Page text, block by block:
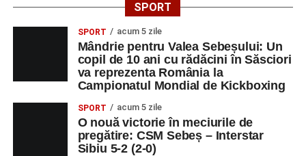
„Sinaxa Educațională”
profesori, dedicată susținerii unei educații centrate pe
valorile creștin-ortodoxe și pe formarea caracterului
elevilor. Născută din experiența duhovnicească și
formativă a Mănăstirii Oașa, Sinaxa își propune să
sprijine profesorii în regăsirea motivației interioare,
oferindu-le nu doar instrumente metodice actuale, ci și
contexte de sprijin reciproc, colaborare și reconectare la
vocația pedagogică autentică.
SPORT
SPORT acum 5 zile
Mândrie pentru Valea Sebeșului: Un
copil de 10 ani cu rădăcini în Săsciori
va reprezenta România la
Campionatul Mondial de Kickboxing
SPORT acum 5 zile
O nouă victorie în meciurile de
pregătire: CSM Sebeș – Interstar
Sibiu 5-2 (2-0)